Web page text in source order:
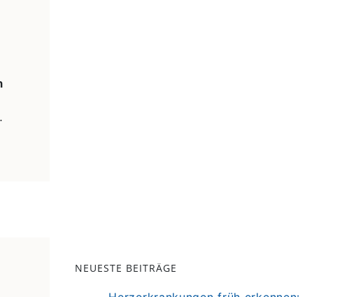
NEUESTE BEITRÄGE